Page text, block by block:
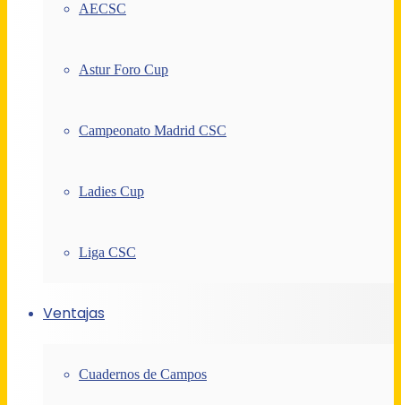
AECSC
Astur Foro Cup
Campeonato Madrid CSC
Ladies Cup
Liga CSC
Ventajas
Cuadernos de Campos